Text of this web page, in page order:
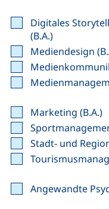
Digitales
(B.A.)
Mediendesign
Marketing (B.A.)
Stadt- und
Angewandte